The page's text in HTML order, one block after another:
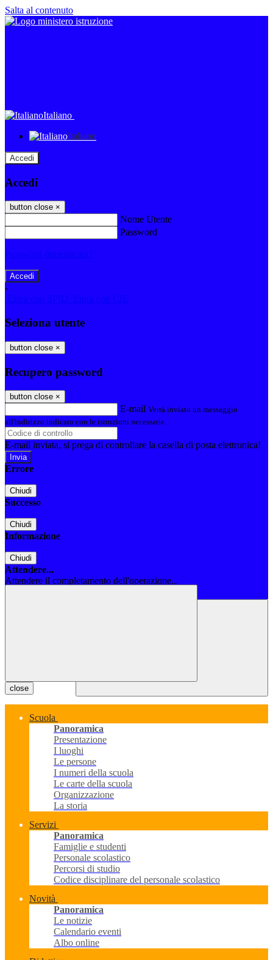
Salta al contenuto
Italiano
Italiano
Accedi
Accedi
button close ×
Nome Utente
Password
Password dimenticata?
-
Entra con SPID
Entra con CIE
Seleziona utente
button close ×
Recupero password
button close ×
E-mail Verrà inviato un messaggio
all'indirizzo indicato con le istruzioni necessarie.
E-mail inviata, si prega di controllare la casella di posta elettronica!
Errore
Chiudi
Successo
Chiudi
Informazione
Chiudi
Attendere...
Attendere il completamento dell'operazione...
close
Scuola
Panoramica
Presentazione
I luoghi
Le persone
I numeri della scuola
Le carte della scuola
Organizzazione
La storia
Servizi
Panoramica
Famiglie e studenti
Personale scolastico
Percorsi di studio
Codice disciplinare del personale scolastico
Novità
Panoramica
Le notizie
Calendario eventi
Albo online